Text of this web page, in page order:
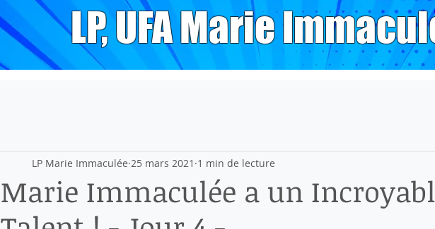
LP, UFA Marie
Marie Immaculée a un
LP Marie Immaculée 25 mars 2021 1 min de lecture